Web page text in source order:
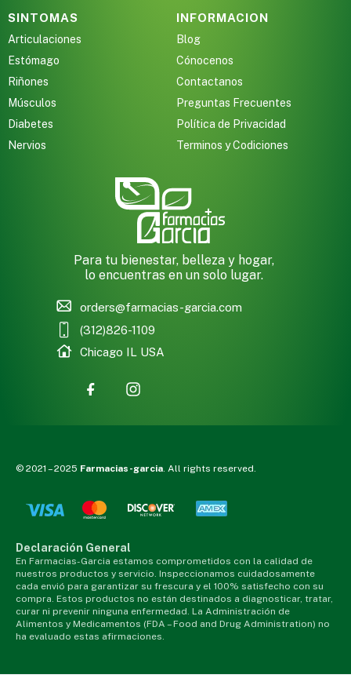
SINTOMAS
Articulaciones
Estómago
Riñones
Músculos
Diabetes
Nervios
INFORMACION
Blog
Cónocenos
Contactanos
Preguntas Frecuentes
Política de Privacidad
Terminos y Codiciones
Para tu bienestar, belleza y hogar,
lo encuentras en un solo lugar.
orders@farmacias-garcia.com
(312)826-1109
Chicago IL USA
© 2021 – 2025 Farmacias-garcia. All rights reserved.
Declaración General
En Farmacias-Garcia estamos comprometidos con la calidad de
nuestros productos y servicio. Inspeccionamos cuidadosamente
cada envió para garantizar su frescura y el 100% satisfecho con su
compra. Estos productos no están destinados a diagnosticar, tratar,
curar ni prevenir ninguna enfermedad. La Administración de
Alimentos y Medicamentos (FDA – Food and Drug Administration) no
ha evaluado estas afirmaciones.